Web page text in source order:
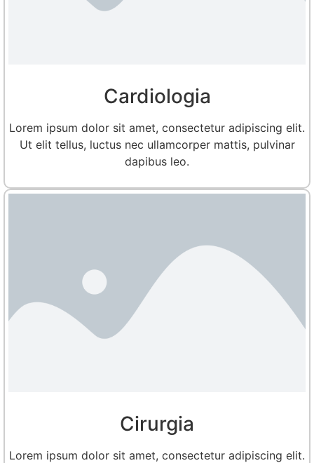
Cardiologia
Lorem ipsum dolor sit amet, consectetur adipiscing elit.
Ut elit tellus, luctus nec ullamcorper mattis, pulvinar
dapibus leo.
Cirurgia
Lorem ipsum dolor sit amet, consectetur adipiscing elit.